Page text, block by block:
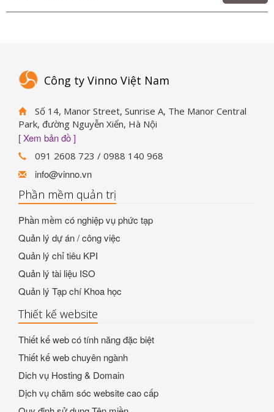
Công ty Vinno Việt Nam
Số 14, Manor Street, Sunrise A, The Manor Central
Park, đường Nguyễn Xiển, Hà Nội
[ Xem bản đồ ]
091 2608 723 / 0988 140 968
info@vinno.vn
Phần mềm quản trị
Phần mềm có nghiệp vụ phức tạp
Quản lý dự án / công việc
Quản lý chỉ tiêu KPI
Quản lý tài liệu ISO
Quản lý Tạp chí Khoa học
Thiết kế website
Thiết kế web có tính năng đặc biệt
Thiết kế web chuyên ngành
Dich vụ Hosting & Domain
Dịch vụ chăm sóc website cao cấp